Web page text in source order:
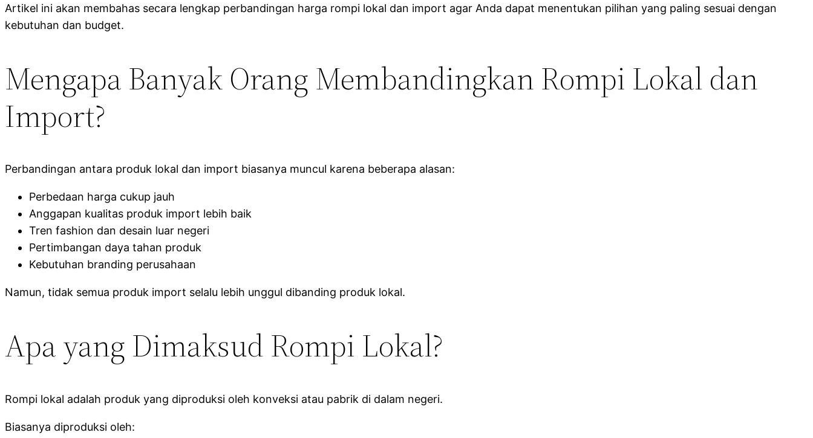
Artikel ini akan membahas secara lengkap perbandingan harga rompi lokal dan import agar Anda dapat menentukan pilihan yang paling sesuai dengan
kebutuhan dan budget.
Mengapa Banyak Orang Membandingkan Rompi Lokal dan
Import?
Perbandingan antara produk lokal dan import biasanya muncul karena beberapa alasan:
Perbedaan harga cukup jauh
Anggapan kualitas produk import lebih baik
Tren fashion dan desain luar negeri
Pertimbangan daya tahan produk
Kebutuhan branding perusahaan
Namun, tidak semua produk import selalu lebih unggul dibanding produk lokal.
Apa yang Dimaksud Rompi Lokal?
Rompi lokal adalah produk yang diproduksi oleh konveksi atau pabrik di dalam negeri.
Biasanya diproduksi oleh: